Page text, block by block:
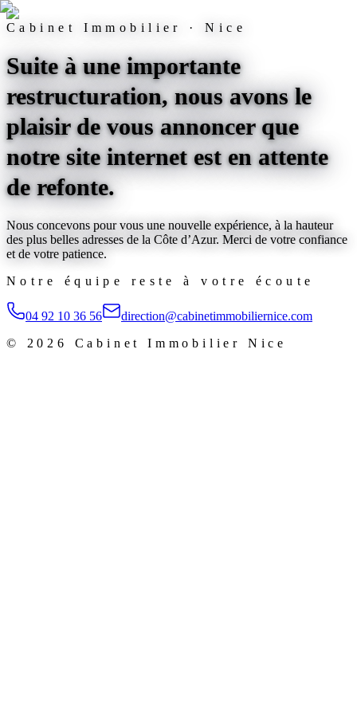
Cabinet Immobilier · Nice
Suite à une importante
restructuration, nous avons le
plaisir de vous annoncer que
notre site internet est en attente
de refonte.
Nous concevons pour vous une nouvelle expérience, à la hauteur
des plus belles adresses de la Côte d’Azur. Merci de votre confiance
et de votre patience.
Notre équipe reste à votre écoute
04 92 10 36 56
direction@cabinetimmobiliernice.com
© 2026 Cabinet Immobilier Nice